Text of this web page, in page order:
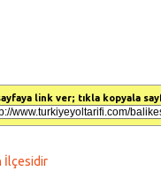
link ver; tıkla kopyala
İlçesidir